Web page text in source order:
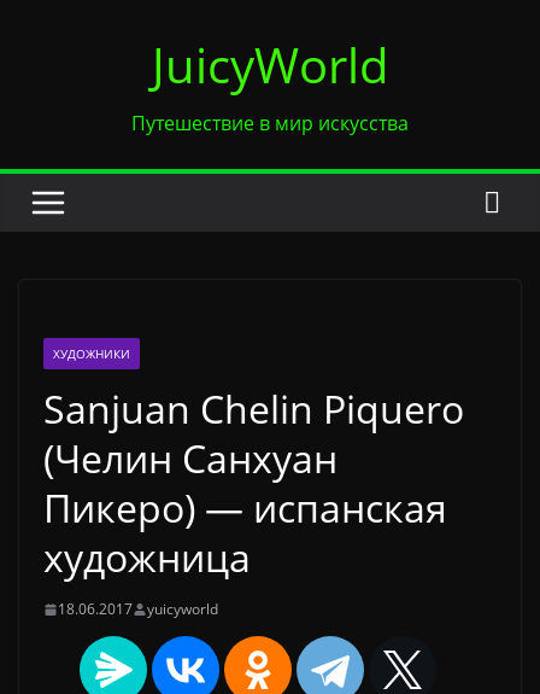
JuicyWorld
Путешествие в мир искусства
ХУДОЖНИКИ
Sanjuan Chelin Piquero
(Челин Санхуан
Пикеро) — испанская
художница
18.06.2017 yuicyworld